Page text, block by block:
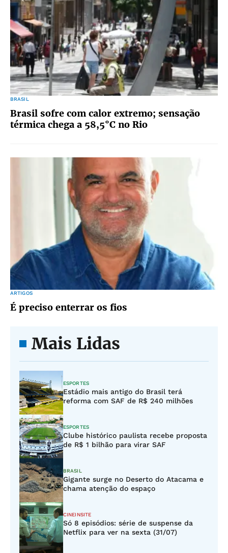
BRASIL
Brasil sofre com calor extremo; sensação
térmica chega a 58,5°C no Rio
ARTIGOS
É preciso enterrar os fios
Mais Lidas
ESPORTES
Estádio mais antigo do Brasil terá
reforma com SAF de R$ 240 milhões
ESPORTES
Clube histórico paulista recebe proposta
de R$ 1 bilhão para virar SAF
BRASIL
Gigante surge no Deserto do Atacama e
chama atenção do espaço
CINEINSITE
Só 8 episódios: série de suspense da
Netflix para ver na sexta (31/07)